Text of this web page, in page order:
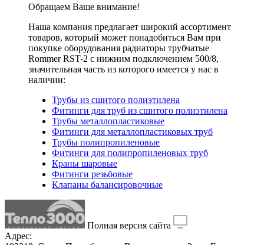
Обращаем Ваше внимание!
Наша компания предлагает широкий ассортимент
товаров, который может понадобиться Вам при
покупке оборудования радиаторы трубчатые
Rommer RST-2 c нижним подключением 500/8,
значительная часть из которого имеется у нас в
наличии:
Трубы из сшитого полиэтилена
Фитинги для труб из сшитого полиэтилена
Трубы металлопластиковые
Фитинги для металлопластиковых труб
Трубы полипропиленовые
Фитинги для полипропиленовых труб
Краны шаровые
Фитинги резьбовые
Клапаны балансировочные
Полная версия сайта
Адрес: